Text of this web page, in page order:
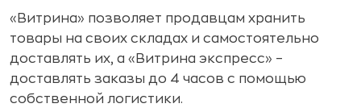
«Витрина» позволяет продавцам хранить
товары на своих складах и самостоятельно
доставлять их, а «Витрина экспресс» –
доставлять заказы до 4 часов с помощью
собственной логистики.